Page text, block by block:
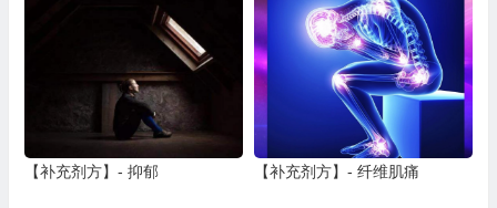
【补充剂方】- 抑郁 【补充剂方】- 纤维肌痛